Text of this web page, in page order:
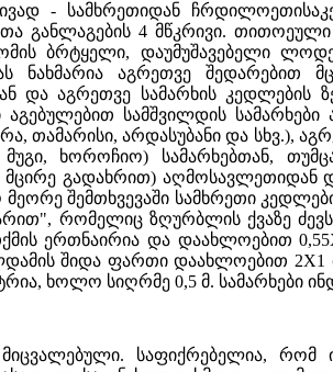
- სამხრეთიდან
განლაგების 4 მწკრივი.
ბრტყელი, დაუმუშავებელი
ნახმარია აგრეთვე შედარებით
და აგრეთვე სამარხის კედლების
სამშვილდის
თამარისი, არდასუბანი და სხვ.),
ხოროჩიო) სამარხებთან,
მცირე გადახრით)
შემთხვევაში სამხრეთი
რომელიც ზღურბლის ქვაზე
ერთნაირია და დაახლოებით
შიდა ფართი დაახლოებით
ხოლო სიღრმე 0,5 მ. სამარხები
საფიქრებელია, რომ